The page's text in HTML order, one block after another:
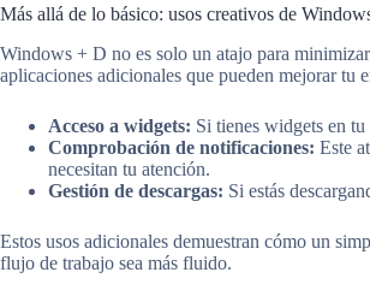
Más allá de lo básico: usos creativos de
Windows + D no es solo un atajo para
aplicaciones adicionales que pueden mejorar tu
Acceso a widgets: Si tienes widgets en
Comprobación de notificaciones: Este
necesitan tu atención.
Gestión de descargas: Si estás
Estos usos adicionales demuestran cómo un
flujo de trabajo sea más fluido.